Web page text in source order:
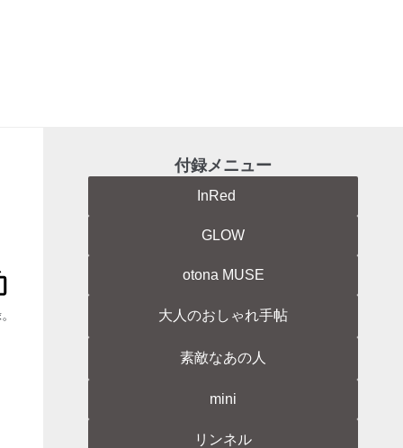
付録メニュー
InRed
GLOW
otona MUSE
大人のおしゃれ手帖
素敵なあの人
mini
リンネル